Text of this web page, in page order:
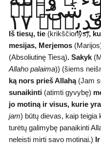
شَىْءٍۢ
١٧
Iš tiesų, tie(krikščionys),
mesijas, Merjemos
(Absoliutinę Tiesą). Sakyk
Allaho palaima)) (šiems
ką nors prieš Allahą(Jam
sunaikinti(atimti gyvybę)
jo motiną ir visus, kurie
jam) būtų dievas, kaip
turėtų galimybę panaikinti
neleisti mirti savo motinai.)
Ir